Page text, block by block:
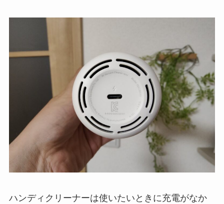
ハンディクリーナーは使いたいときに充電がなか